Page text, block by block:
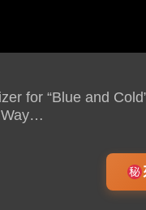
for “Blue and
Way…